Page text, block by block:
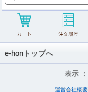
e-honトップへ
表示 ：
運営会社概要